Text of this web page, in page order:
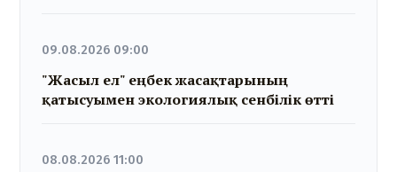
09.08.2026 09:00
"Жасыл ел" еңбек жасақтарының
қатысуымен экологиялық сенбілік өтті
08.08.2026 11:00